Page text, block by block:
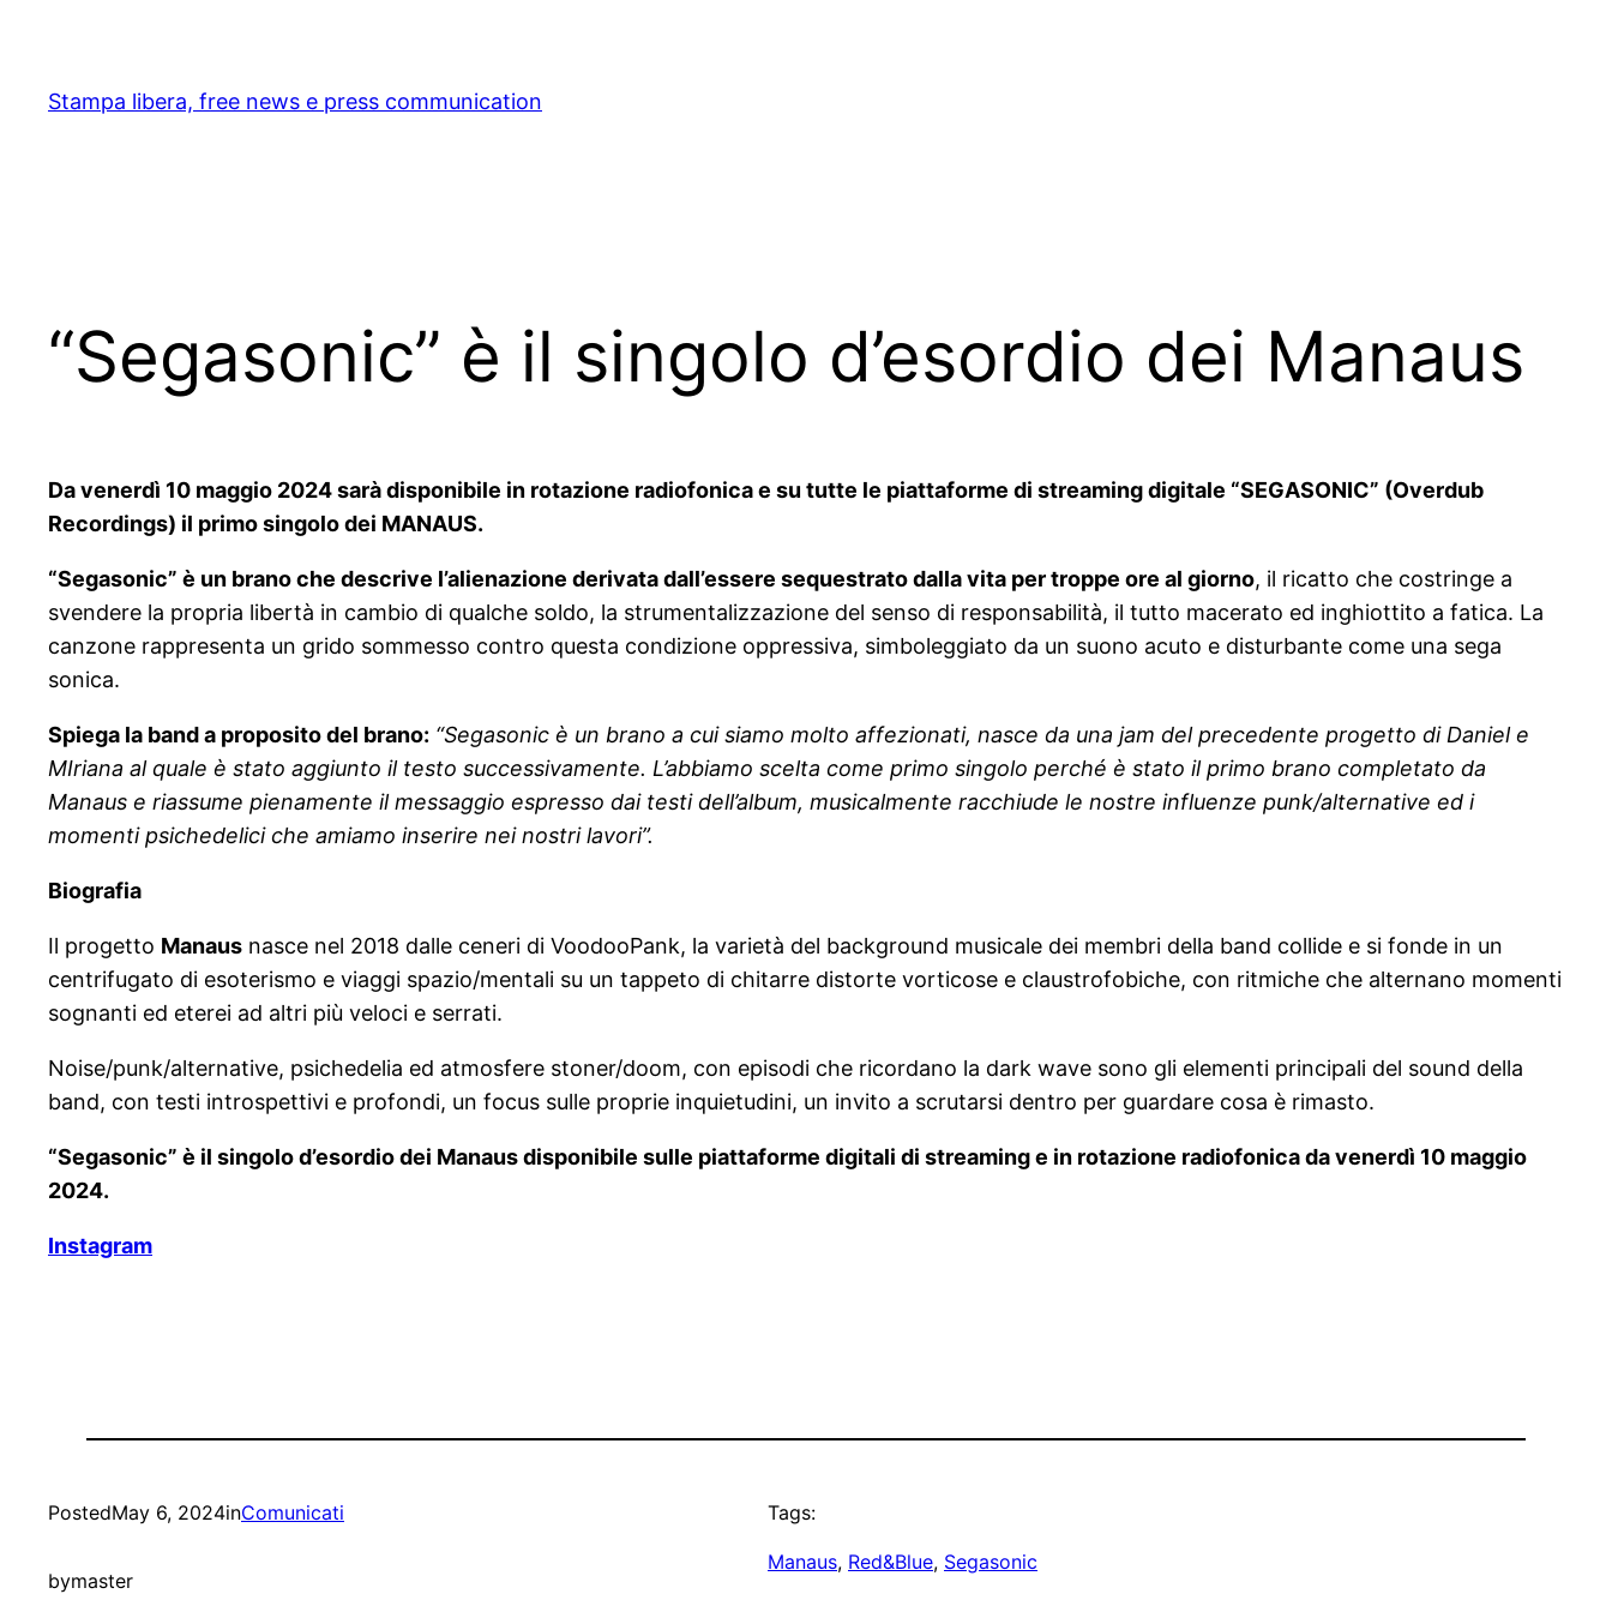
content
Stampa libera, free news e press communication
“Segasonic” è il singolo d’esordio dei Manaus
Da venerdì 10 maggio 2024 sarà disponibile in rotazione radiofonica e su tutte le piattaforme di streaming digitale “SEGASONIC” (Overdub
Recordings) il primo singolo dei MANAUS.
“Segasonic” è un brano che descrive l’alienazione derivata dall’essere sequestrato dalla vita per troppe ore al giorno, il ricatto che costringe a
svendere la propria libertà in cambio di qualche soldo, la strumentalizzazione del senso di responsabilità, il tutto macerato ed inghiottito a fatica. La
canzone rappresenta un grido sommesso contro questa condizione oppressiva, simboleggiato da un suono acuto e disturbante come una sega
sonica.
Spiega la band a proposito del brano: “Segasonic è un brano a cui siamo molto affezionati, nasce da una jam del precedente progetto di Daniel e
MIriana al quale è stato aggiunto il testo successivamente. L’abbiamo scelta come primo singolo perché è stato il primo brano completato da
Manaus e riassume pienamente il messaggio espresso dai testi dell’album, musicalmente racchiude le nostre influenze punk/alternative ed i
momenti psichedelici che amiamo inserire nei nostri lavori”.
Biografia
Il progetto Manaus nasce nel 2018 dalle ceneri di VoodooPank, la varietà del background musicale dei membri della band collide e si fonde in un
centrifugato di esoterismo e viaggi spazio/mentali su un tappeto di chitarre distorte vorticose e claustrofobiche, con ritmiche che alternano momenti
sognanti ed eterei ad altri più veloci e serrati.
Noise/punk/alternative, psichedelia ed atmosfere stoner/doom, con episodi che ricordano la dark wave sono gli elementi principali del sound della
band, con testi introspettivi e profondi, un focus sulle proprie inquietudini, un invito a scrutarsi dentro per guardare cosa è rimasto.
“Segasonic” è il singolo d’esordio dei Manaus disponibile sulle piattaforme digitali di streaming e in rotazione radiofonica da venerdì 10 maggio
2024.
Instagram
PostedMay 6, 2024inComunicati
bymaster
Tags:
Manaus, Red&Blue, Segasonic